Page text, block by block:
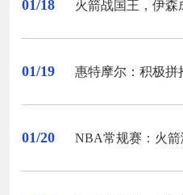
01/18 火箭战国王，伊森
01/19 惠特摩尔：积极拼
01/20 NBA常规赛：火